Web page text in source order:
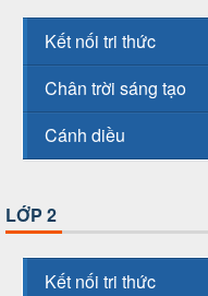
Kết nối tri thức
Chân trời sáng tạo
Cánh diều
LỚP 2
Kết nối tri thức